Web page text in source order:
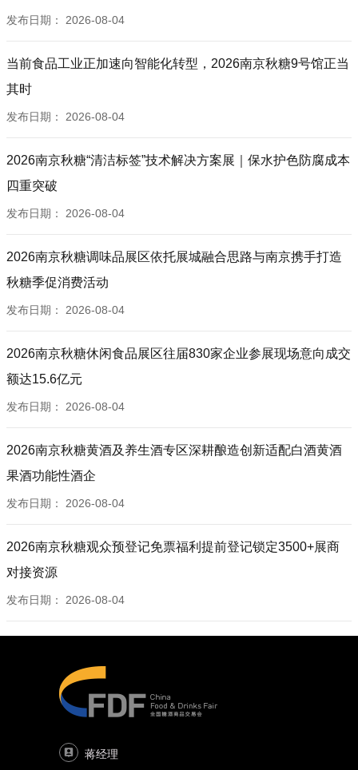
发布日期： 2026-08-04
当前食品工业正加速向智能化转型，2026南京秋糖9号馆正当
其时
发布日期： 2026-08-04
2026南京秋糖“清洁标签”技术解决方案展｜保水护色防腐成本
四重突破
发布日期： 2026-08-04
2026南京秋糖调味品展区依托展城融合思路与南京携手打造
秋糖季促消费活动
发布日期： 2026-08-04
2026南京秋糖休闲食品展区往届830家企业参展现场意向成交
额达15.6亿元
发布日期： 2026-08-04
2026南京秋糖黄酒及养生酒专区深耕酿造创新适配白酒黄酒
果酒功能性酒企
发布日期： 2026-08-04
2026南京秋糖观众预登记免票福利提前登记锁定3500+展商
对接资源
发布日期： 2026-08-04
蒋经理